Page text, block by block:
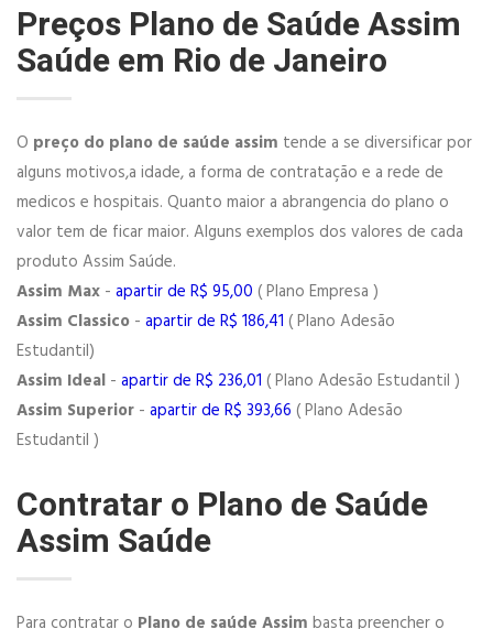
Preços Plano de Saúde Assim
Saúde em Rio de Janeiro
O preço do plano de saúde assim tende a se diversificar por
alguns motivos,a idade, a forma de contratação e a rede de
medicos e hospitais. Quanto maior a abrangencia do plano o
valor tem de ficar maior. Alguns exemplos dos valores de cada
produto Assim Saúde.
Assim Max - apartir de R$ 95,00 ( Plano Empresa )
Assim Classico - apartir de R$ 186,41 ( Plano Adesão
Estudantil)
Assim Ideal - apartir de R$ 236,01 ( Plano Adesão Estudantil )
Assim Superior - apartir de R$ 393,66 ( Plano Adesão
Estudantil )
Contratar o Plano de Saúde
Assim Saúde
Para contratar o Plano de saúde Assim basta preencher o